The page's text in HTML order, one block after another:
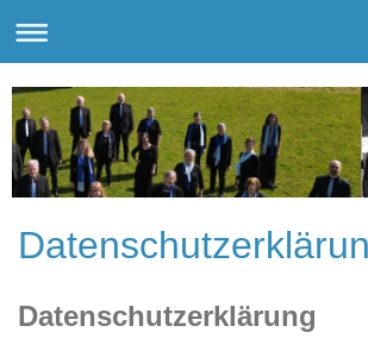
Datenschutzerklärung